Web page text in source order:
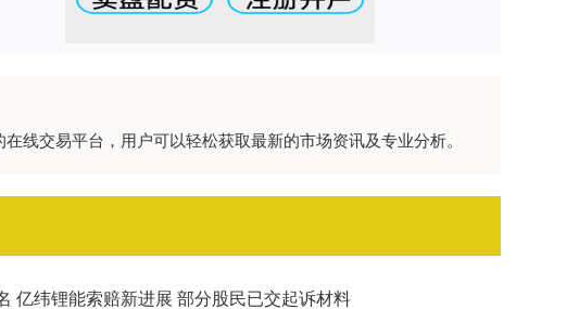
线交易平台，用户可以轻松获取最新的市场资讯及专业分析。
亿纬锂能索赔新进展 部分股民已交起诉材料